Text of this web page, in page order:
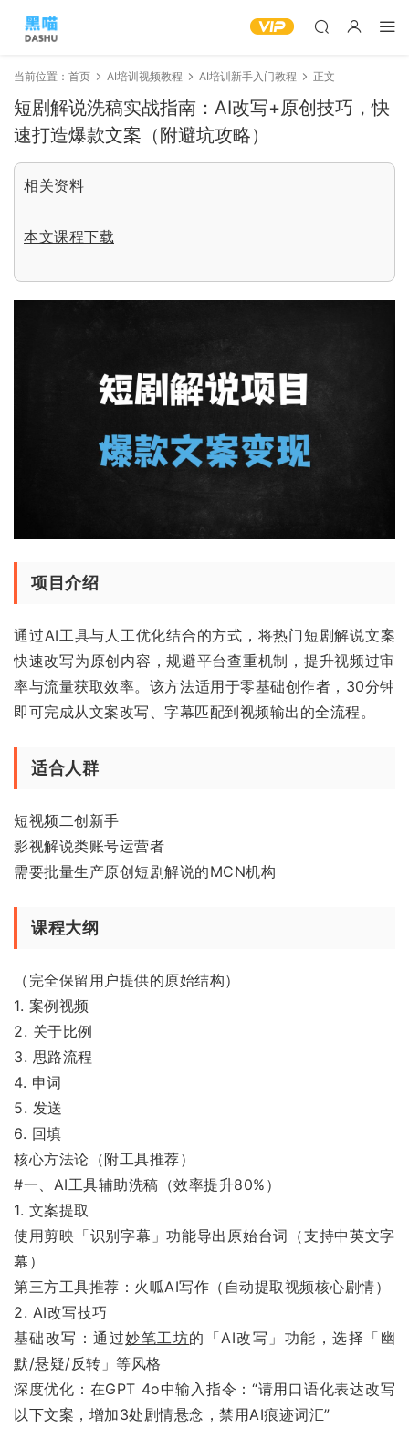
当前位置： 首页 AI培训视频教程 AI培训新手入门教程 正文
短剧解说洗稿实战指南：AI改写+原创技巧，快
速打造爆款文案（附避坑攻略）
相关资料
本文课程下载
项目介绍
通过AI工具与人工优化结合的方式，将热门短剧解说文案
快速改写为原创内容，规避平台查重机制，提升视频过审
率与流量获取效率。该方法适用于零基础创作者，30分钟
即可完成从文案改写、字幕匹配到视频输出的全流程。
适合人群
短视频二创新手
影视解说类账号运营者
需要批量生产原创短剧解说的MCN机构
课程大纲
（完全保留用户提供的原始结构）
1. 案例视频
2. 关于比例
3. 思路流程
4. 申词
5. 发送
6. 回填
核心方法论（附工具推荐）
#一、AI工具辅助洗稿（效率提升80%）
1. 文案提取
使用剪映「识别字幕」功能导出原始台词（支持中英文字
幕）
第三方工具推荐：火呱AI写作（自动提取视频核心剧情）
2. AI改写技巧
基础改写：通过妙笔工坊的「AI改写」功能，选择「幽
默/悬疑/反转」等风格
深度优化：在GPT 4o中输入指令：“请用口语化表达改写
以下文案，增加3处剧情悬念，禁用AI痕迹词汇”